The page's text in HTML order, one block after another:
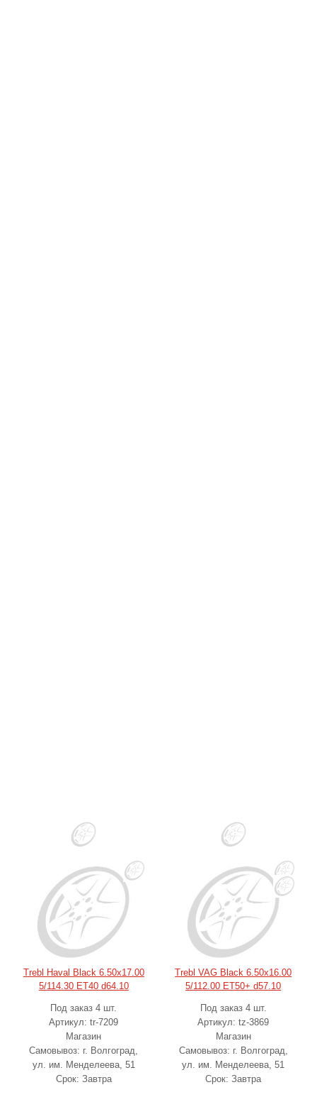
Trebl Haval Black 6.50x17.00
5/114.30 ET40 d64.10
Под заказ 4 шт.
Артикул: tr-7209
Магазин
Самовывоз: г. Волгоград,
ул. им. Менделеева, 51
Срок: Завтра
Trebl VAG Black 6.50x16.00
5/112.00 ET50+ d57.10
Под заказ 4 шт.
Артикул: tz-3869
Магазин
Самовывоз: г. Волгоград,
ул. им. Менделеева, 51
Срок: Завтра